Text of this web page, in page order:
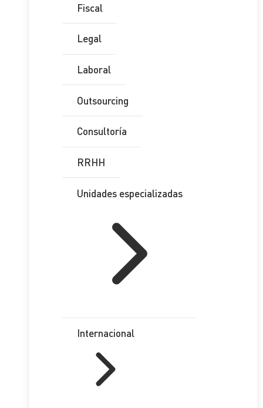
Fiscal
Legal
Laboral
Outsourcing
Consultoría
RRHH
Unidades especializadas
Internacional